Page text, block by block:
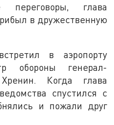
переговоры, глава
в дружественную
в аэропорту
обороны генерал-
Когда глава
спустился с
и пожали друг